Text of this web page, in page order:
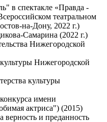
в спектакле «Правда -
театральном
на-Дону, 2022 г.)
Самарина (2022 г.)
Нижегородской
Нижегородской
культуры
имени
актриса") (2015)
и преданность